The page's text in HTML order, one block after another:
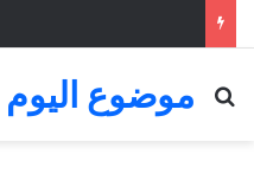
موضوع اليوم
بحث عن